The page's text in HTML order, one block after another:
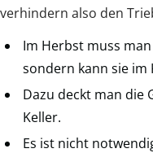
verhindern also den
Im Herbst muss
sondern kann sie
Dazu deckt man die
Keller.
Es ist nicht